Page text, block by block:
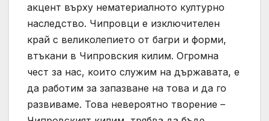
акцент върху нематериалното културно
наследство. Чипровци е изключителен
край с великолепието от багри и форми,
втъкани в Чипровския килим. Огромна
чест за нас, които служим на държавата, е
да работим за запазване на това и да го
развиваме. Това невероятно творение –